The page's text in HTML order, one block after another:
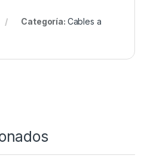
Categoría: Cables a